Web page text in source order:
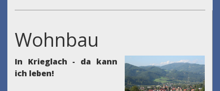
Wohnbau
In Krieglach - da kann
ich leben!